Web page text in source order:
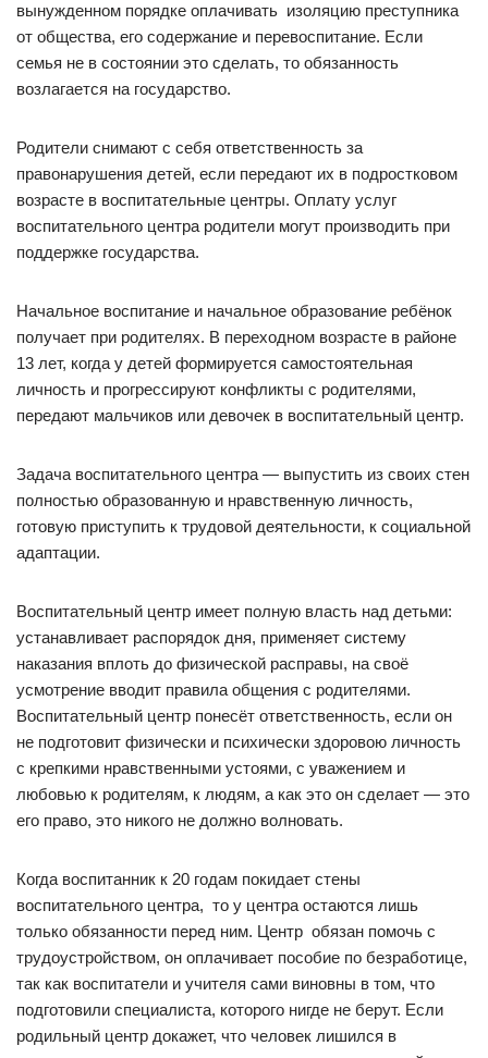
вынужденном порядке оплачивать изоляцию преступника
от общества, его содержание и перевоспитание. Если
семья не в состоянии это сделать, то обязанность
возлагается на государство.
Родители снимают с себя ответственность за
правонарушения детей, если передают их в подростковом
возрасте в воспитательные центры. Оплату услуг
воспитательного центра родители могут производить при
поддержке государства.
Начальное воспитание и начальное образование ребёнок
получает при родителях. В переходном возрасте в районе
13 лет, когда у детей формируется самостоятельная
личность и прогрессируют конфликты с родителями,
передают мальчиков или девочек в воспитательный центр.
Задача воспитательного центра — выпустить из своих стен
полностью образованную и нравственную личность,
готовую приступить к трудовой деятельности, к социальной
адаптации.
Воспитательный центр имеет полную власть над детьми:
устанавливает распорядок дня, применяет систему
наказания вплоть до физической расправы, на своё
усмотрение вводит правила общения с родителями.
Воспитательный центр понесёт ответственность, если он
не подготовит физически и психически здоровою личность
с крепкими нравственными устоями, с уважением и
любовью к родителям, к людям, а как это он сделает — это
его право, это никого не должно волновать.
Когда воспитанник к 20 годам покидает стены
воспитательного центра, то у центра остаются лишь
только обязанности перед ним. Центр обязан помочь с
трудоустройством, он оплачивает пособие по безработице,
так как воспитатели и учителя сами виновны в том, что
подготовили специалиста, которого нигде не берут. Если
родильный центр докажет, что человек лишился в